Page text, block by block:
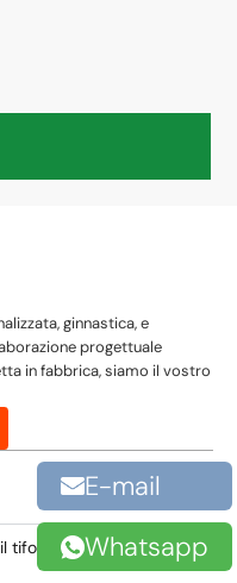
ginnastica, e
progettuale
in fabbrica, siamo il vostro
tifo
E-mail
Whatsapp